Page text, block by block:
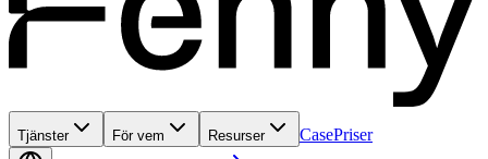
Tjänster För vem Resurser CasePriser